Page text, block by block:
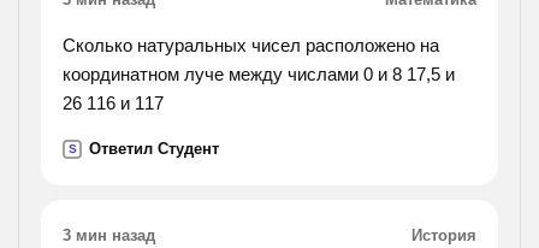
Сколько натуральных чисел расположено на
координатном луче между числами 0 и 8 17,5 и
26 116 и 117
S Ответил Студент
3 мин назад История